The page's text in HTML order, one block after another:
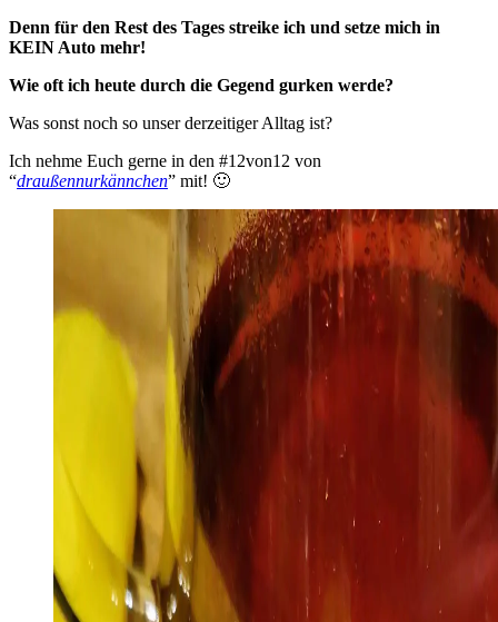
Denn für den Rest des Tages streike ich und setze mich in
KEIN Auto mehr!
Wie oft ich heute durch die Gegend gurken werde?
Was sonst noch so unser derzeitiger Alltag ist?
Ich nehme Euch gerne in den #12von12 von
“draußennurkännchen” mit! 🙂